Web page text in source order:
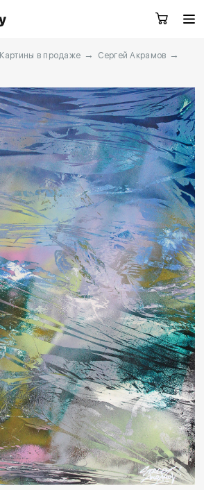
Художники
Услуги
Контакты
Rakov
special
Заказать звонок
Картины в продаже → Сергей Акрамов →